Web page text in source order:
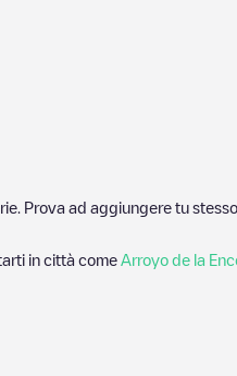
Prova ad aggiungere tu
in città come Arroyo de la